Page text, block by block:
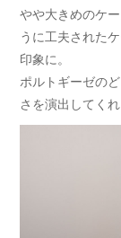
やや大きめのケ
うに工夫された
印象に。
ポルトギーゼの
さを演出してくれ